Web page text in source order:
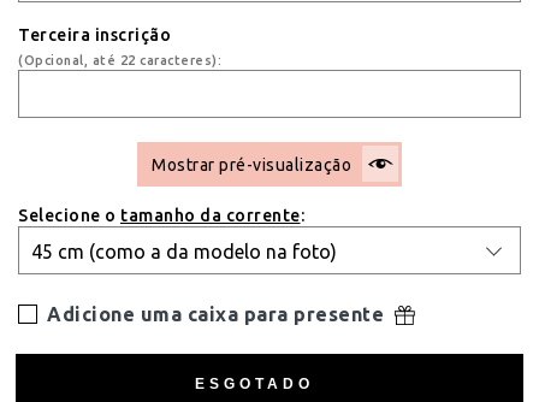
Terceira inscrição
(Opcional, até 22 caracteres):
Mostrar pré-visualização
Selecione o tamanho da corrente:
Adicione uma caixa para presente